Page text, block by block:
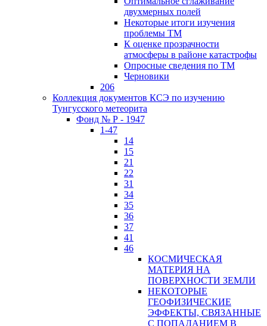
двухмерных полей
Некоторые итоги изучения
проблемы ТМ
К оценке прозрачности
атмосферы в районе катастрофы
Опросные сведения по ТМ
Черновики
206
Коллекция документов КСЭ по изучению
Тунгусского метеорита
Фонд № Р - 1947
1-47
14
15
21
22
31
34
35
36
37
41
46
КОСМИЧЕСКАЯ
МАТЕРИЯ НА
ПОВЕРХНОСТИ ЗЕМЛИ
НЕКОТОРЫЕ
ГЕОФИЗИЧЕСКИЕ
ЭФФЕКТЫ, СВЯЗАННЫЕ
С ПОПАДАНИЕМ В